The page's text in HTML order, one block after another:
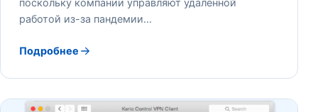
поскольку компании управляют удаленной
работой из-за пандемии…
Подробнее